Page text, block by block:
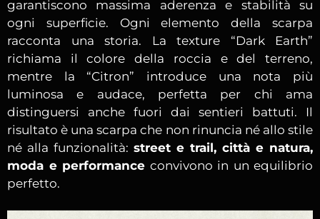
garantiscono massima aderenza e stabilità su
ogni superficie. Ogni elemento della scarpa
racconta una storia. La texture “Dark Earth”
richiama il colore della roccia e del terreno,
mentre la “Citron” introduce una nota più
luminosa e audace, perfetta per chi ama
distinguersi anche fuori dai sentieri battuti. Il
risultato è una scarpa che non rinuncia né allo stile
né alla funzionalità: street e trail, città e natura,
moda e performance convivono in un equilibrio
perfetto.